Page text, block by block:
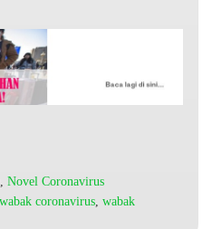
Novel Coronavirus
coronavirus wabak